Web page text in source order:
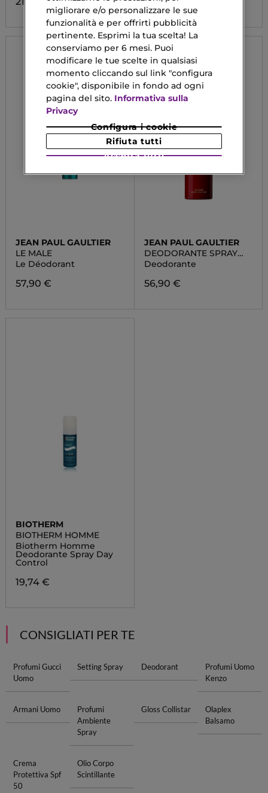
JEAN PAUL GAULTIER
LE MALE
Le Déodorant
57,90 €
JEAN PAUL GAULTIER
DEODORANTE SPRAY
SCANDAL POUR HOMME
Deodorante
56,90 €
BIOTHERM
BIOTHERM HOMME
Biotherm Homme
Deodorante Spray Day
Control
19,74 €
CONSIGLIATI PER TE
Profumi Gucci
Uomo
Setting Spray Deodorant
Profumi Uomo
Kenzo
Armani Uomo
Profumi
Ambiente
Spray
Gloss Collistar
Olaplex
Balsamo
Crema
Protettiva Spf
50
Olio Corpo
Scintillante
migliorare e/o personalizzare le sue
funzionalità e per offrirti pubblicità
pertinente. Esprimi la tua scelta! La
conserviamo per 6 mesi. Puoi
modificare le tue scelte in qualsiasi
momento cliccando sul link "configura
cookie", disponibile in fondo ad ogni
pagina del sito. Informativa sulla
Privacy
Configura i cookie
Rifiuta tutti
Accetta tutti